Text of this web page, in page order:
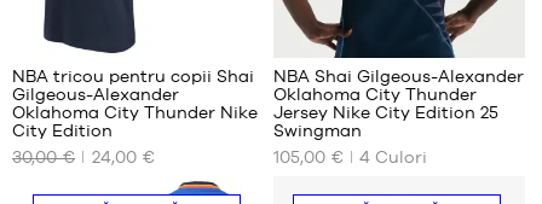
copil
- 1,35
m
până
la
1,50
m
DIMENSIUNILE
NOASTRE
DISPONIBILE
S -
NBA tricou pentru copii Shai
Gilgeous-Alexander
Oklahoma City Thunder Nike
City Edition
30,00 €
24,00 €
DIMENSIUNILE
NOASTRE
DISPONIBILE
S
NBA Shai Gilgeous-Alexander
Oklahoma City Thunder
Jersey Nike City Edition 25
Swingman
105,00 €
4 Culori